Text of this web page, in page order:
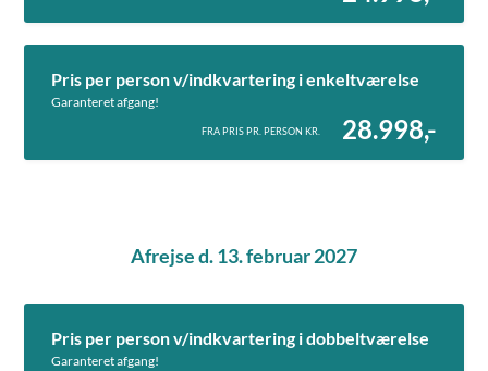
Pris per person v/indkvartering i enkeltværelse
Garanteret afgang!
FRA PRIS PR. PERSON KR. 28.998,-
Afrejse d. 13. februar 2027
Pris per person v/indkvartering i dobbeltværelse
Garanteret afgang!